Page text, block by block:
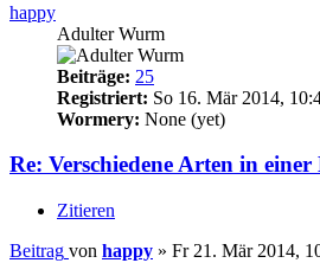
happy
Adulter Wurm
Beiträge: 25
Registriert: So 16. Mär 2014,
Wormery: None (yet)
Re: Verschiedene Arten in einer
Zitieren
Beitrag von happy » Fr 21. Mär 2014,